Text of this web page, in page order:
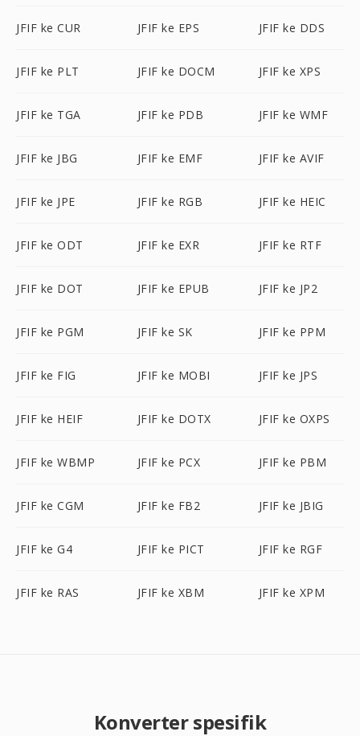
JFIF ke CUR JFIF ke EPS JFIF ke DDS
JFIF ke PLT JFIF ke DOCM JFIF ke XPS
JFIF ke TGA JFIF ke PDB JFIF ke WMF
JFIF ke JBG JFIF ke EMF JFIF ke AVIF
JFIF ke JPE JFIF ke RGB JFIF ke HEIC
JFIF ke ODT JFIF ke EXR JFIF ke RTF
JFIF ke DOT JFIF ke EPUB JFIF ke JP2
JFIF ke PGM JFIF ke SK JFIF ke PPM
JFIF ke FIG JFIF ke MOBI JFIF ke JPS
JFIF ke HEIF JFIF ke DOTX JFIF ke OXPS
JFIF ke WBMP JFIF ke PCX JFIF ke PBM
JFIF ke CGM JFIF ke FB2 JFIF ke JBIG
JFIF ke G4 JFIF ke PICT JFIF ke RGF
JFIF ke RAS JFIF ke XBM JFIF ke XPM
Konverter spesifik